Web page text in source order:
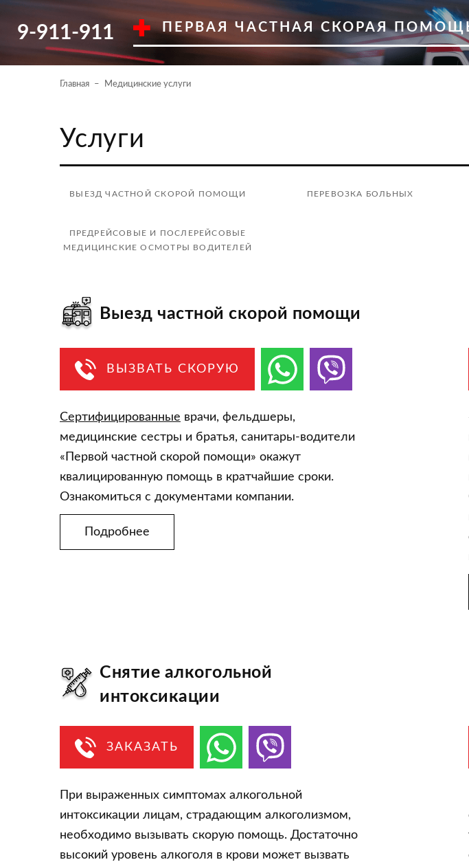
9-911-911 ПЕРВАЯ ЧАСТНАЯ СКОРАЯ
Главная Медицинские услуги
Услуги
ВЫЕЗД ЧАСТНОЙ СКОРОЙ ПОМОЩИ ПЕРЕВОЗКА БОЛЬНЫХ
ПРЕДРЕЙСОВЫЕ И ПОСЛЕРЕЙСОВЫЕ
МЕДИЦИНСКИЕ ОСМОТРЫ ВОДИТЕЛЕЙ
Выезд частной скорой помощи
ВЫЗВАТЬ СКОРУЮ
Сертифицированные врачи, фельдшеры,
медицинские сестры и братья, санитары-водители
«Первой частной скорой помощи» окажут
квалицированную помощь в кратчайшие сроки.
Ознакомиться с документами компании.
Подробнее
Снятие алкогольной
интоксикации
ЗАКАЗАТЬ
При выраженных симптомах алкогольной
интоксикации лицам, страдающим алкоголизмом,
необходимо вызывать скорую помощь. Достаточно
высокий уровень алкоголя в крови может вызвать